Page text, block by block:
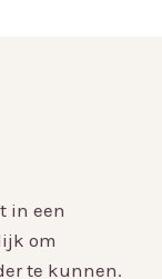
in een
om
te kunnen.